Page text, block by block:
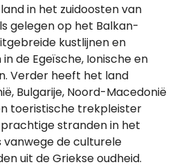
in het zuidoosten van
gelegen op het Balkan-
kustlijnen en
de Egeïsche, Ionische en
Verder heeft het land
Bulgarije, Noord-Macedonië
toeristische trekpleister
stranden in het
vanwege de culturele
uit de Griekse oudheid.